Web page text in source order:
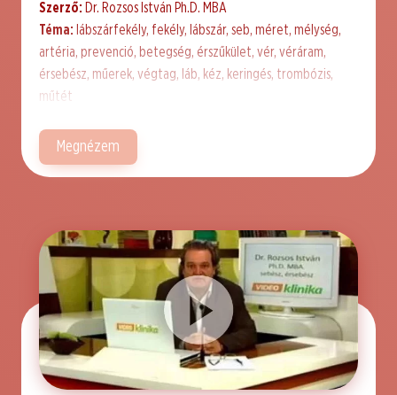
Szerző: Dr. Rozsos István Ph.D. MBA
Téma: lábszárfekély, fekély, lábszár, seb, méret, mélység,
artéria, prevenció, betegség, érszűkület, vér, véráram,
érsebész, műerek, végtag, láb, kéz, keringés, trombózis,
műtét
Megnézem